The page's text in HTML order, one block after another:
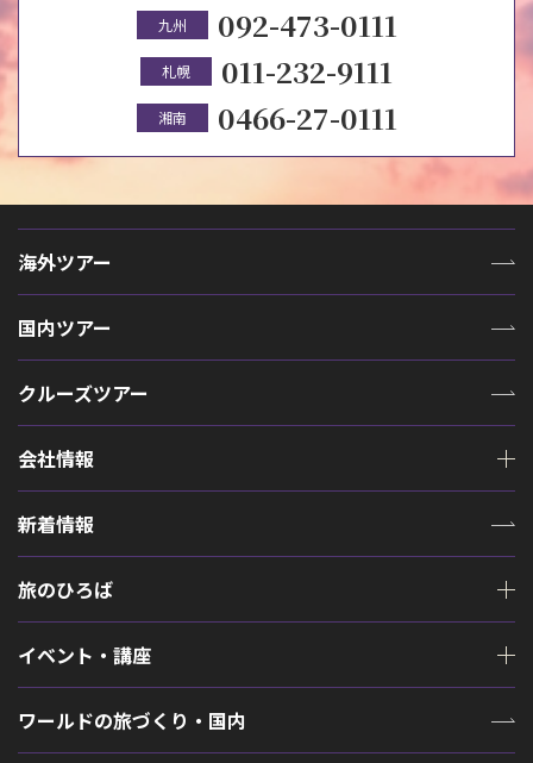
九州 092-473-0111
札幌 011-232-9111
湘南 0466-27-0111
海外ツアー
国内ツアー
クルーズツアー
会社情報
新着情報
旅のひろば
イベント・講座
ワールドの旅づくり・国内